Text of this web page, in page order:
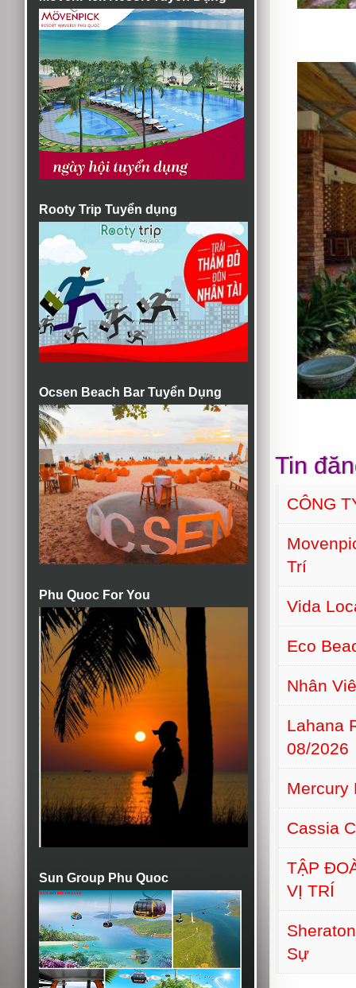
Rooty Trip Tuyển dụng
Ocsen Beach Bar Tuyển Dụng
Phu Quoc For You
Sun Group Phu Quoc
Tin
CÔNG
Trí
Vida
Eco
Nhân
Lahana
08/2026
Mercury
Cassia
TẬP
VỊ TRÍ
Sự